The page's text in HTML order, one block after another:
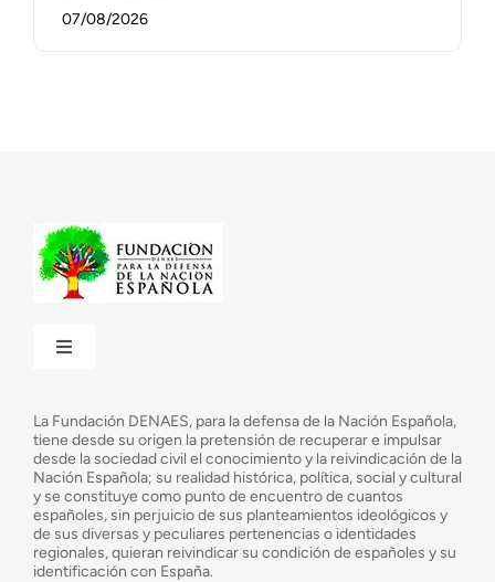
07/08/2026
Toggle
¿Cuáles son nuestros objetivos?
Consejo Asesor
La Fundación DENAES, para la defensa de la Nación Española,
tiene desde su origen la pretensión de recuperar e impulsar
desde la sociedad civil el conocimiento y la reivindicación de la
Nación Española; su realidad histórica, política, social y cultural
y se constituye como punto de encuentro de cuantos
españoles, sin perjuicio de sus planteamientos ideológicos y
de sus diversas y peculiares pertenencias o identidades
regionales, quieran reivindicar su condición de españoles y su
identificación con España.